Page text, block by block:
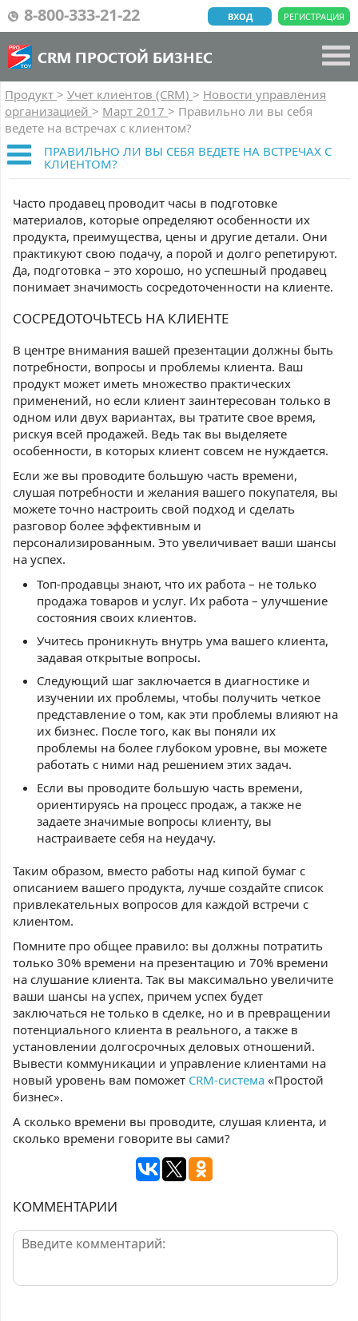
8-800-333-21-22 РЕГИСТРАЦИЯ
ВХОД
CRM ПРОСТОЙ БИЗНЕС
Продукт > Учет клиентов (CRM) > Новости управления
организацией > Март 2017 > Правильно ли вы себя
ведете на встречах с клиентом?
ПРАВИЛЬНО ЛИ ВЫ СЕБЯ ВЕДЕТЕ НА ВСТРЕЧАХ С
КЛИЕНТОМ?
Часто продавец проводит часы в подготовке
материалов, которые определяют особенности их
продукта, преимущества, цены и другие детали. Они
практикуют свою подачу, а порой и долго репетируют.
Да, подготовка – это хорошо, но успешный продавец
понимает значимость сосредоточенности на клиенте.
СОСРЕДОТОЧЬТЕСЬ НА КЛИЕНТЕ
В центре внимания вашей презентации должны быть
потребности, вопросы и проблемы клиента. Ваш
продукт может иметь множество практических
применений, но если клиент заинтересован только в
одном или двух вариантах, вы тратите свое время,
рискуя всей продажей. Ведь так вы выделяете
особенности, в которых клиент совсем не нуждается.
Если же вы проводите большую часть времени,
слушая потребности и желания вашего покупателя, вы
можете точно настроить свой подход и сделать
разговор более эффективным и
персонализированным. Это увеличивает ваши шансы
на успех.
Топ-продавцы знают, что их работа – не только
продажа товаров и услуг. Их работа – улучшение
состояния своих клиентов.
Учитесь проникнуть внутрь ума вашего клиента,
задавая открытые вопросы.
Следующий шаг заключается в диагностике и
изучении их проблемы, чтобы получить четкое
представление о том, как эти проблемы влияют на
их бизнес. После того, как вы поняли их
проблемы на более глубоком уровне, вы можете
работать с ними над решением этих задач.
Если вы проводите большую часть времени,
ориентируясь на процесс продаж, а также не
задаете значимые вопросы клиенту, вы
настраиваете себя на неудачу.
Таким образом, вместо работы над кипой бумаг с
описанием вашего продукта, лучше создайте список
привлекательных вопросов для каждой встречи с
клиентом.
Помните про общее правило: вы должны потратить
только 30% времени на презентацию и 70% времени
на слушание клиента. Так вы максимально увеличите
ваши шансы на успех, причем успех будет
заключаться не только в сделке, но и в превращении
потенциального клиента в реального, а также в
установлении долгосрочных деловых отношений.
Вывести коммуникации и управление клиентами на
новый уровень вам поможет CRM-система «Простой
бизнес».
А сколько времени вы проводите, слушая клиента, и
сколько времени говорите вы сами?
КОММЕНТАРИИ